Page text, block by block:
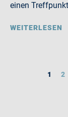
einen
WEITERLESEN
1 2